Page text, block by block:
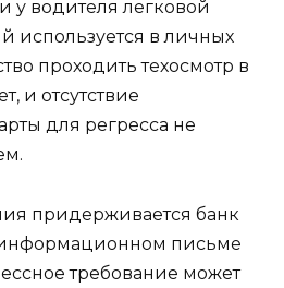
у водителя легковой
используется в личных
проходить техосмотр в
и отсутствие
для регресса не
придерживается банк
письме
требование может